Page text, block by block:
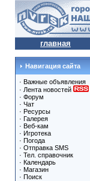
главная
Навигация сайта
· Важные объявления
· Лента новостей
· Форум
· Чат
· Ресурсы
· Галерея
· Веб-кам
· Игротека
· Погода
· Отправка SMS
· Тел. справочник
· Календарь
· Магазин
· Поиск